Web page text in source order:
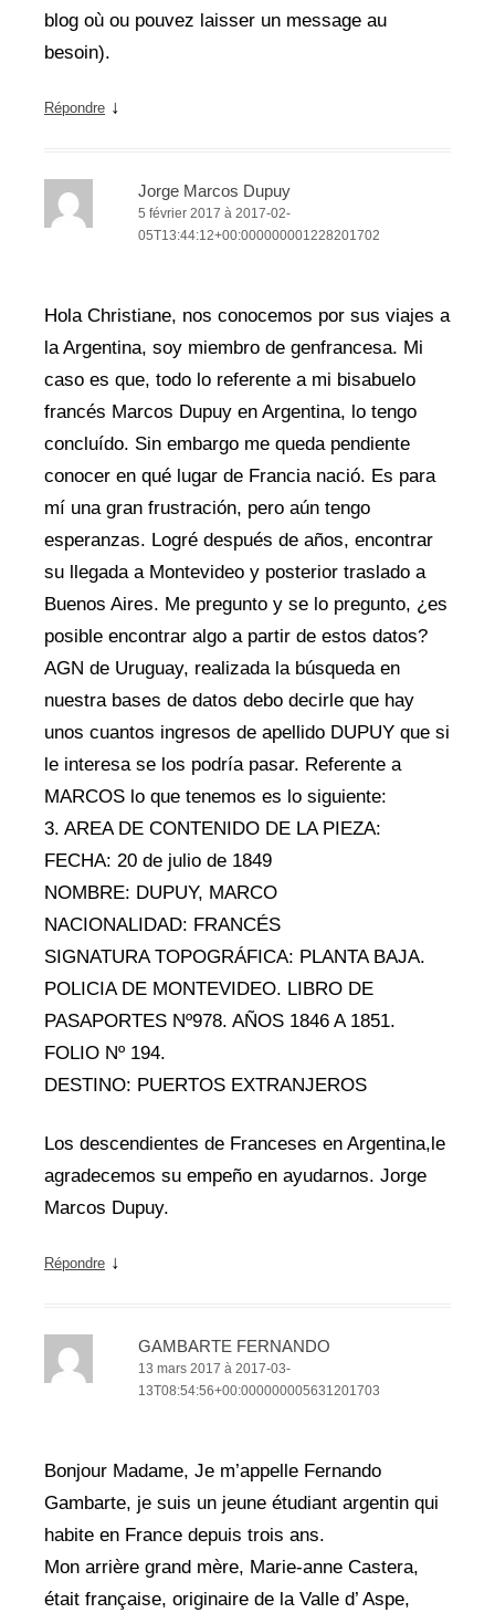
blog où ou pouvez laisser un message au
besoin).
Répondre ↓
Jorge Marcos Dupuy
5 février 2017 à 2017-02-
05T13:44:12+00:000000001228201702
Hola Christiane, nos conocemos por sus viajes a
la Argentina, soy miembro de genfrancesa. Mi
caso es que, todo lo referente a mi bisabuelo
francés Marcos Dupuy en Argentina, lo tengo
concluído. Sin embargo me queda pendiente
conocer en qué lugar de Francia nació. Es para
mí una gran frustración, pero aún tengo
esperanzas. Logré después de años, encontrar
su llegada a Montevideo y posterior traslado a
Buenos Aires. Me pregunto y se lo pregunto, ¿es
posible encontrar algo a partir de estos datos?
AGN de Uruguay, realizada la búsqueda en
nuestra bases de datos debo decirle que hay
unos cuantos ingresos de apellido DUPUY que si
le interesa se los podría pasar. Referente a
MARCOS lo que tenemos es lo siguiente:
3. AREA DE CONTENIDO DE LA PIEZA:
FECHA: 20 de julio de 1849
NOMBRE: DUPUY, MARCO
NACIONALIDAD: FRANCÉS
SIGNATURA TOPOGRÁFICA: PLANTA BAJA.
POLICIA DE MONTEVIDEO. LIBRO DE
PASAPORTES Nº978. AÑOS 1846 A 1851.
FOLIO Nº 194.
DESTINO: PUERTOS EXTRANJEROS
Los descendientes de Franceses en Argentina,le
agradecemos su empeño en ayudarnos. Jorge
Marcos Dupuy.
Répondre ↓
GAMBARTE FERNANDO
13 mars 2017 à 2017-03-
13T08:54:56+00:000000005631201703
Bonjour Madame, Je m’appelle Fernando
Gambarte, je suis un jeune étudiant argentin qui
habite en France depuis trois ans.
Mon arrière grand mère, Marie-anne Castera,
était française, originaire de la Valle d’ Aspe,